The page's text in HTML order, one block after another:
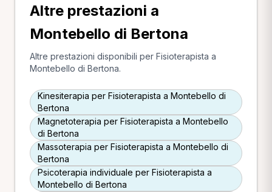
Altre prestazioni a
Montebello di Bertona
Altre prestazioni disponibili per Fisioterapista a
Montebello di Bertona.
Kinesiterapia per Fisioterapista a Montebello di
Bertona
Magnetoterapia per Fisioterapista a Montebello
di Bertona
Massoterapia per Fisioterapista a Montebello di
Bertona
Psicoterapia individuale per Fisioterapista a
Montebello di Bertona